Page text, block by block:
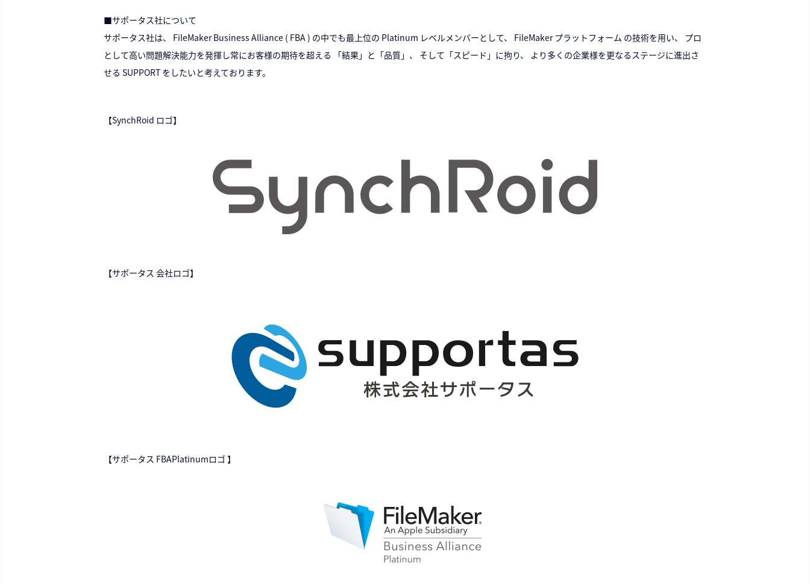
■サポータス社について
サポータス社は、 FileMaker Business Alliance ( FBA ) の中でも最上位の Platinum レベルメンバーとして、 FileMaker プラットフォーム の技術を用い、 プロ
として高い問題解決能力を発揮し常にお客様の期待を超える 「結果」と「品質」、 そして「スピード」に拘り、 より多くの企業様を更なるステージに進出さ
せる SUPPORT をしたいと考えております。
【SynchRoid ロゴ】
【サポータス 会社ロゴ】
【サポータス FBAPlatinumロゴ 】